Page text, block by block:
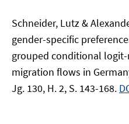
Schneider, Lutz &
gender-specific
grouped conditional
migration flows in
Jg. 130, H. 2, S. 143-168.